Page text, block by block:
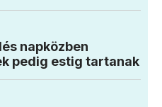
napközben
pedig estig tartanak